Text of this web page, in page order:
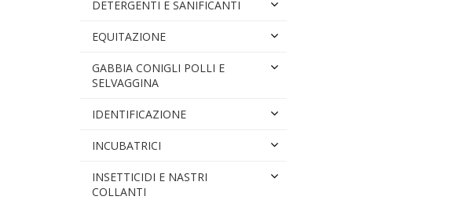
DETERGENTI E SANIFICANTI
EQUITAZIONE
GABBIA CONIGLI POLLI E
SELVAGGINA
IDENTIFICAZIONE
INCUBATRICI
INSETTICIDI E NASTRI
COLLANTI